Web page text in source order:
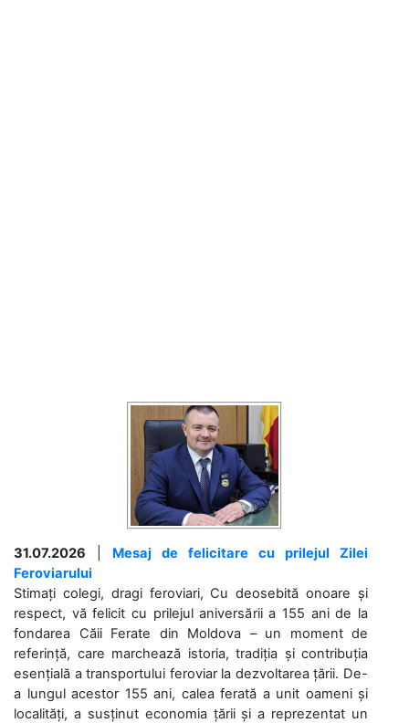
31.07.2026
Mesaj de felicitare cu prilejul Zilei
Feroviarului
Stimați colegi, dragi feroviari, Cu deosebită onoare și
respect, vă felicit cu prilejul aniversării a 155 ani de la
fondarea Căii Ferate din Moldova – un moment de
referință, care marchează istoria, tradiția și contribuția
esențială a transportului feroviar la dezvoltarea țării. De-
a lungul acestor 155 ani, calea ferată a unit oameni și
localități, a susținut economia țării și a reprezentat un